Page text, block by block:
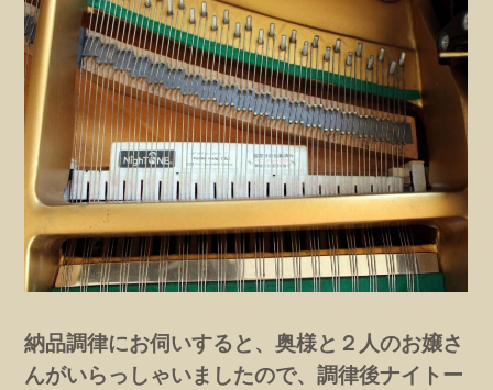
納品調律にお伺いすると、奥様と２人のお嬢さ
んがいらっしゃいましたので、調律後ナイトー